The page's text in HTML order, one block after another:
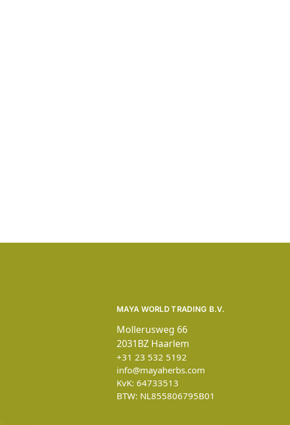
MAYA WORLD TRADING B.V.
Mollerusweg 66
2031BZ Haarlem
+31 23 532 5192
info@mayaherbs.com
KvK: 64733513
BTW: NL855806795B01